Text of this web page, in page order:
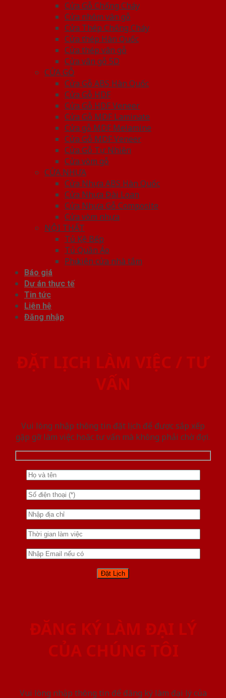
Cửa Gỗ Chống Cháy
Cửa nhôm vân gỗ
Cửa Thép Chống Cháy
Cửa thép Hàn Quốc
Cửa thép vân gỗ
Cửa vân gỗ 5D
CỬA GỖ
Cửa Gỗ ABS Hàn Quốc
Cửa Gỗ HDF
Cửa Gỗ HDF Veneer
Cửa Gỗ MDF Laminate
Cửa gỗ MDF Melamine
Cửa Gỗ MDF Veneer
Cửa Gỗ Tự Nhiên
Cửa vòm gỗ
CỬA NHỰA
Cửa Nhựa ABS Hàn Quốc
Cửa Nhựa Đài Loan
Cửa Nhựa Gỗ Composite
Cửa vòm nhựa
NỘI THẤT
Tủ Kệ Bếp
Tủ Quần Áo
Phụ kiện cửa nhà tắm
Báo giá
Dự án thực tế
Tin tức
Liên hệ
Đăng nhập
ĐẶT LỊCH LÀM VIỆC / TƯ
VẤN
Vui lòng nhập thông tin đặt lịch để được sắp xếp
gặp gỡ làm việc hoăc tư vấn mà không phải chờ đợi.
ĐĂNG KÝ LÀM ĐẠI LÝ
CỦA CHÚNG TÔI
Vui lòng nhập thông tin để đăng ký làm đại lý của